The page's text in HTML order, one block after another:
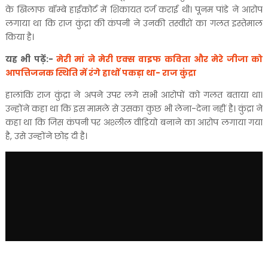
के खिलाफ बॉम्बे हाईकोर्ट में शिकायत दर्ज कराई थी। पूनम पांडे ने आरोप
लगाया था कि राज कुंद्रा की कंपनी ने उनकी तस्वीरों का गलत इस्तेमाल
किया है।
यह भी पढ़ें:- मेरी मां ने मेरी एक्स वाइफ कविता और मेरे जीजा को
आपत्तिजनक स्थिति में रंगे हाथों पकड़ा था- राज कुंद्रा
हालांकि राज कुंद्रा ने अपने उपर लगे सभी आरोपों को गलत बताया था।
उन्होंने कहा था कि इस मामले से उसका कुछ भी लेना-देना नहीं है। कुंद्रा ने
कहा था कि जिस कंपनी पर अश्लील वीडियो बनाने का आरोप लगाया गया
है, उसे उन्होंने छोड़ दी है।